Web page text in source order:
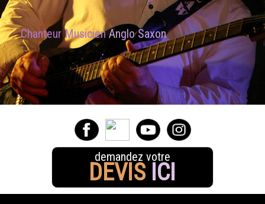
Chanteur MusicienAnglo Saxon
demandez votre
DEVIS ICI